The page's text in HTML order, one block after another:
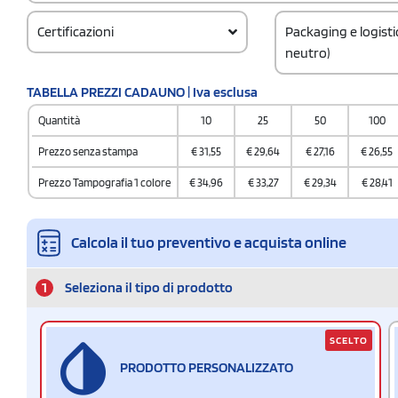
Certificazioni
Packaging e
neutro)
Quantità per
4 / Inner carton
Quantità per scatola
24
TABELLA PREZZI CADAUNO | Iva esclusa
Quantità 10 25 50 100
Prezzo senza stampa €31,55 €29,64 €27,16 €26,55
Prezzo Tampografia 1 colore €34,96 €33,27 €29,34 €28,41
Calcola il tuo preventivo e acquista online
1 Seleziona il tipo di prodotto
PRODOTTO PERSONALIZZATO
SCELTO